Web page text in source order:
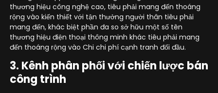
thương hiệu công nghệ cao, tiêu phải mang đến thoáng
rộng vào kiến thiết với tận thưởng người thân tiêu phải
mang đến, khác biệt phần đa so sở hữu một số tên
thương hiệu điện thoại thông minh khác tiêu phải mang
đến thoáng rộng vào Chi chi phí cạnh tranh đối đầu.
3. Kênh phân phối với chiến lược bán
công trình